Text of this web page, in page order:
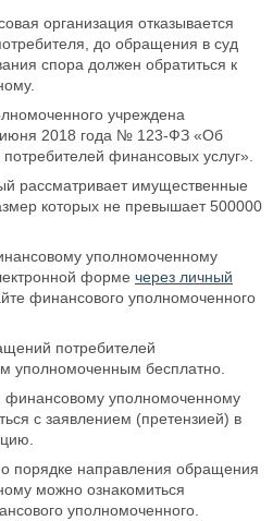
организация отказывается
до обращения в суд
спора должен обратиться к
учреждена
2018 года № 123-ФЗ «Об
финансовых услуг».
рассматривает имущественные
которых не превышает 500000
уполномоченному
форме через личный
финансового уполномоченного
потребителей
уполномоченным бесплатно.
уполномоченному
с заявлением (претензией) в
порядке направления обращения
можно ознакомиться
уполномоченного.